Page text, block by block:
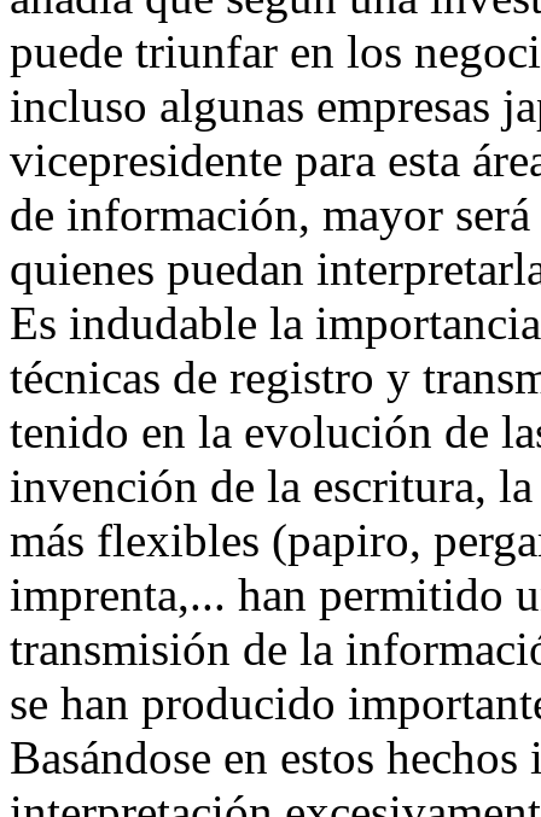
puede triunfar en los
incluso algunas empresas
vicepresidente para esta
de información, mayor
quienes puedan
Es indudable la
técnicas de registro y
tenido en la evolución de
invención de la escritura,
más flexibles (papiro,
imprenta,... han permitido
transmisión de la
se han producido
Basándose en estos